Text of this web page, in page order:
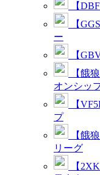
【
【
ー
【
【餓
オンシッ
【
プ
【餓
リーグ
【